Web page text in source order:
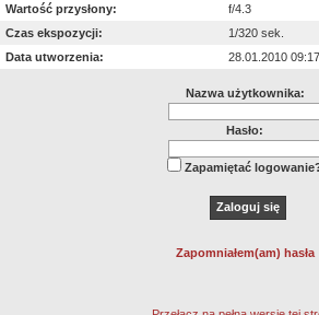
Wartość przysłony:
f/4.3
Czas ekspozycji:
1/320 sek.
Data utworzenia:
28.01.2010
Nazwa użytkownika:
Hasło:
Zapamiętać
Zapomniałem(am) hasła